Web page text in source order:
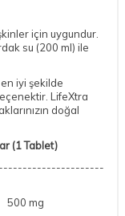
için uygundur.
su (200 ml) ile
iyi şekilde
LifeXtra
doğal
(1 Tablet)